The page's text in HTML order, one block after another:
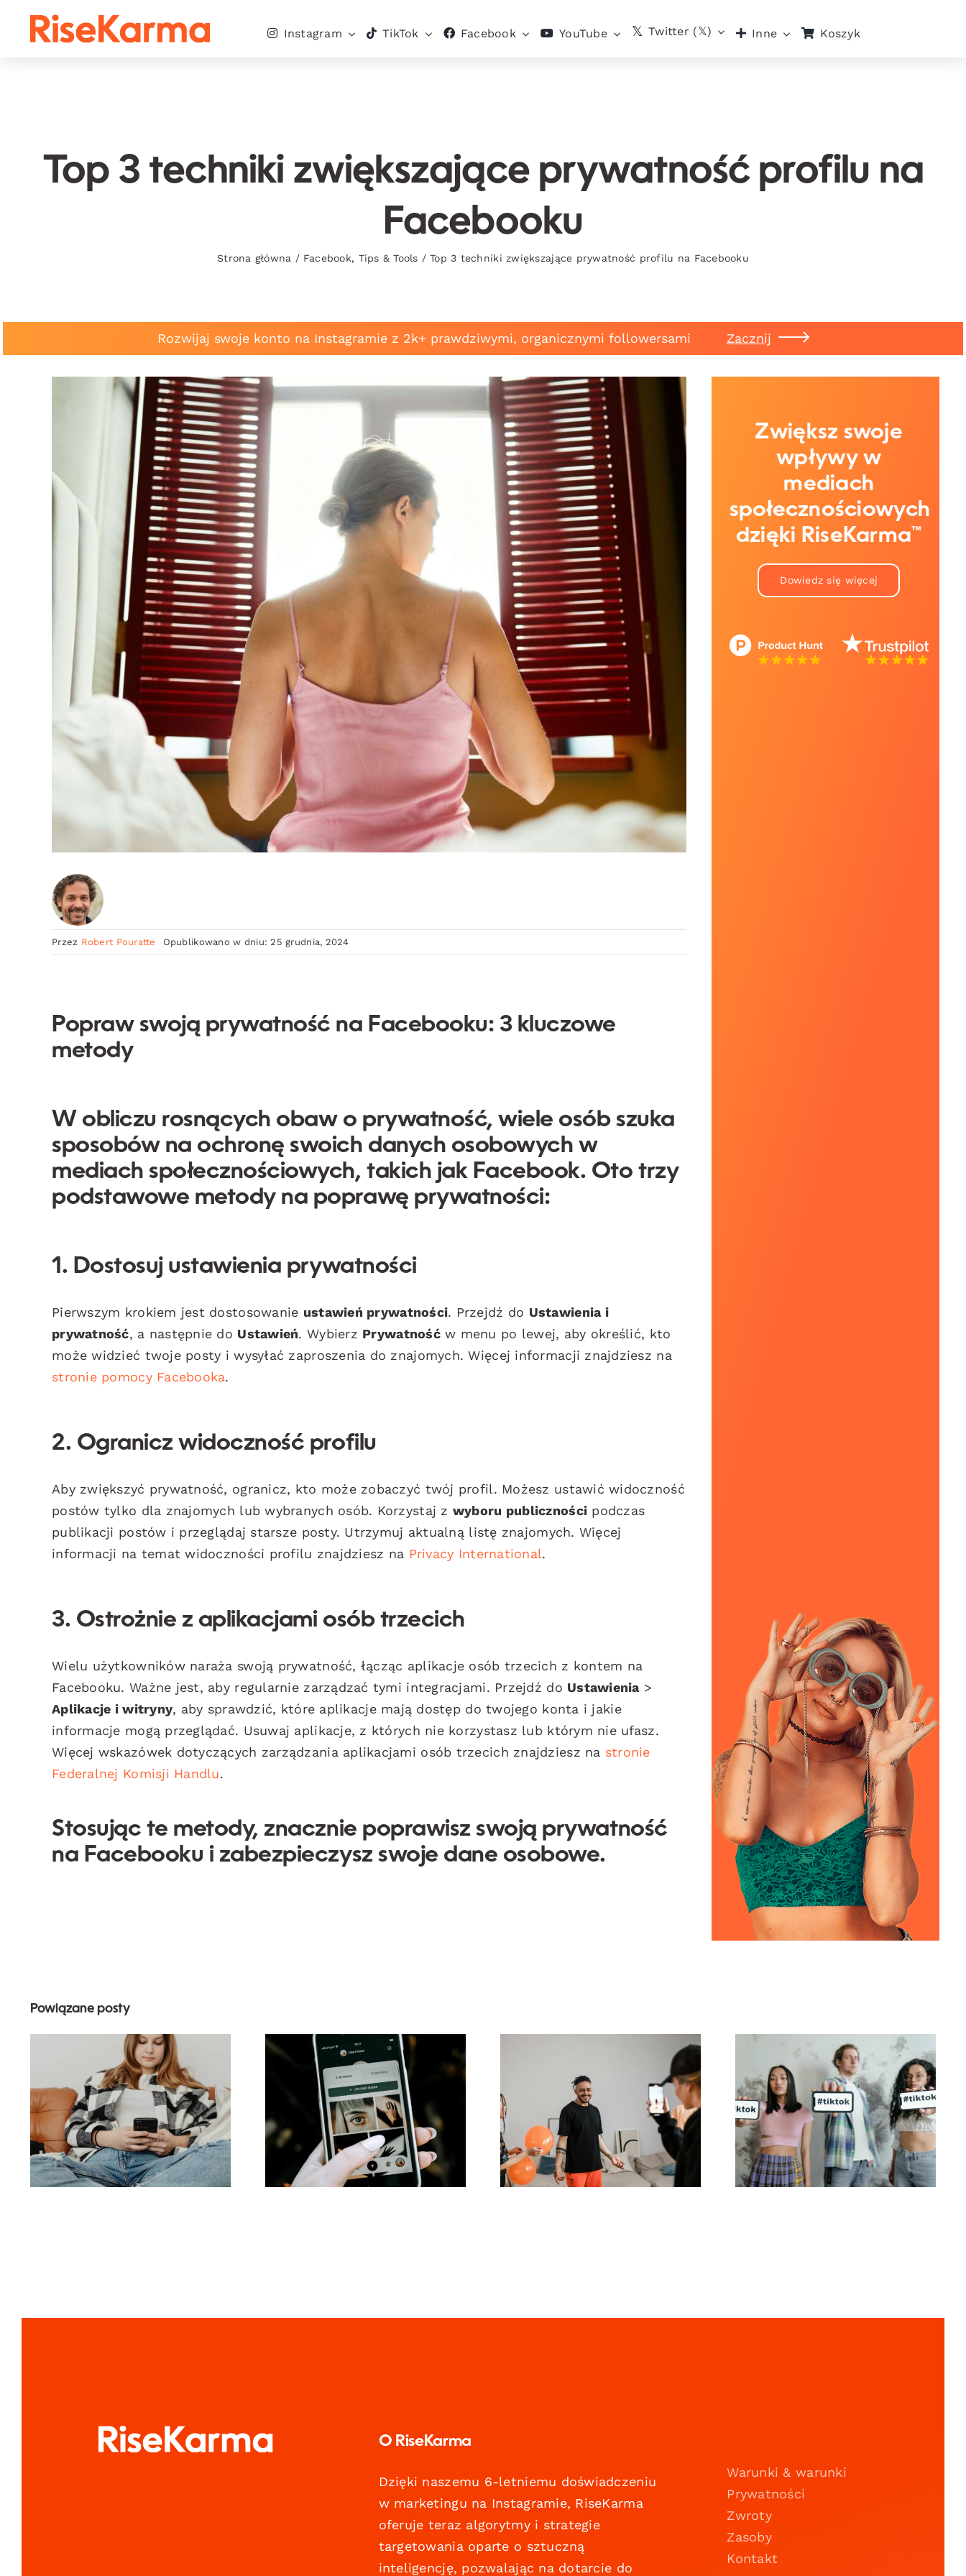
Instagram TikTok Facebook YouTube Twitter (𝕏) Inne Koszyk
Top 3 techniki zwiększające prywatność profilu na
Facebooku
Strona główna / Facebook, Tips & Tools / Top 3 techniki zwiększające prywatność profilu na Facebooku
Rozwijaj swoje konto na Instagramie z 2k+ prawdziwymi, organicznymi followersami Zacznij
Przez Robert Pouratte Opublikowano w dniu: 25 grudnia, 2024
Popraw swoją prywatność na Facebooku: 3 kluczowe
metody
W obliczu rosnących obaw o prywatność, wiele osób szuka
sposobów na ochronę swoich danych osobowych w
mediach społecznościowych, takich jak Facebook. Oto trzy
podstawowe metody na poprawę prywatności:
1. Dostosuj ustawienia prywatności
Pierwszym krokiem jest dostosowanie ustawień prywatności. Przejdź do Ustawienia i
prywatność, a następnie do Ustawień. Wybierz Prywatnośćw menu po lewej, aby określić, kto
może widzieć twoje posty i wysyłać zaproszenia do znajomych. Więcej informacji znajdziesz na
stronie pomocy Facebooka.
2. Ogranicz widoczność profilu
Aby zwiększyć prywatność, ogranicz, kto może zobaczyć twój profil. Możesz ustawić widoczność
postów tylko dla znajomych lub wybranych osób. Korzystaj z wyboru publiczności podczas
publikacji postów i przeglądaj starsze posty. Utrzymuj aktualną listę znajomych. Więcej
informacji na temat widoczności profilu znajdziesz na Privacy International.
3. Ostrożnie z aplikacjami osób trzecich
Wielu użytkowników naraża swoją prywatność, łącząc aplikacje osób trzecich z kontem na
Facebooku. Ważne jest, aby regularnie zarządzać tymi integracjami. Przejdź do Ustawienia>
Aplikacje i witryny, aby sprawdzić, które aplikacje mają dostęp do twojego konta i jakie
informacje mogą przeglądać. Usuwaj aplikacje, z których nie korzystasz lub którym nie ufasz.
Więcej wskazówek dotyczących zarządzania aplikacjami osób trzecich znajdziesz na stronie
Federalnej Komisji Handlu.
Stosując te metody, znacznie poprawisz swoją prywatność
na Facebooku i zabezpieczysz swoje dane osobowe.
Zwiększ swoje
wpływy w
mediach
społecznościowych
dzięki RiseKarma™
Dowiedz się więcej
Powiązane posty
Innowacyjne
strategie zwiększania
widoczności grup na
Facebooku w tym
roku
Najlepsze praktyki
korzystania z filtrów
rzeczywistości
rozszerzonej w
mediach
społecznościowych
Najbardziej popularne
pytania dotyczące
mediów
społecznościowych
Najlepsze aplikacje
do edytowania wideo
do tworzenia dzieł na
TikToku
O RiseKarma
Dzięki naszemu 6-letniemu doświadczeniu
w marketingu na Instagramie, RiseKarma
oferuje teraz algorytmy i strategie
targetowania oparte o sztuczną
inteligencję, pozwalając na dotarcie do
Warunki & warunki
Prywatności
Zwroty
Zasoby
Kontakt